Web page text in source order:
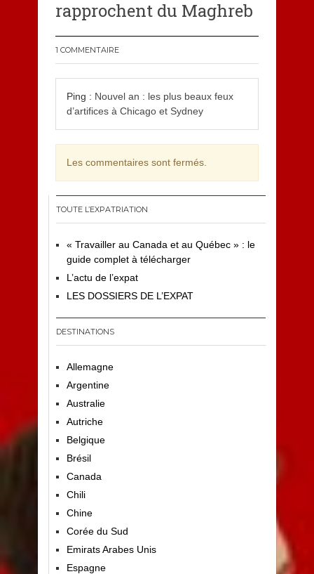
rapprochent du Maghreb
1 COMMENTAIRE
Ping : Nouvel an : les plus beaux feux
d’artifices à Chicago et Sydney
Les commentaires sont fermés.
TOUTE L’EXPATRIATION
« Travailler au Canada et au Québec » : le
guide complet à télécharger
L’actu de l’expat
LES DOSSIERS DE L’EXPAT
DESTINATIONS
Allemagne
Argentine
Australie
Autriche
Belgique
Brésil
Canada
Chili
Chine
Corée du Sud
Emirats Arabes Unis
Espagne